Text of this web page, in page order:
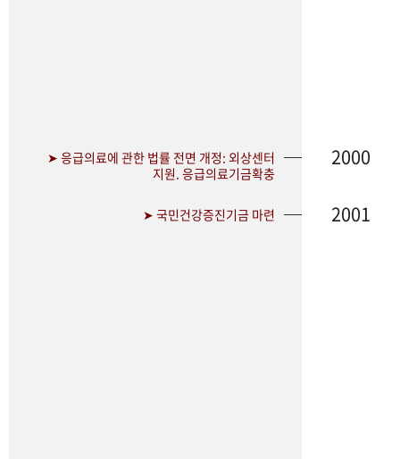
➤ 응급의료에 관한 법률 전면 개정: 외상센터
지원. 응급의료기금확충
2000
➤ 국민건강증진기금 마련 2001